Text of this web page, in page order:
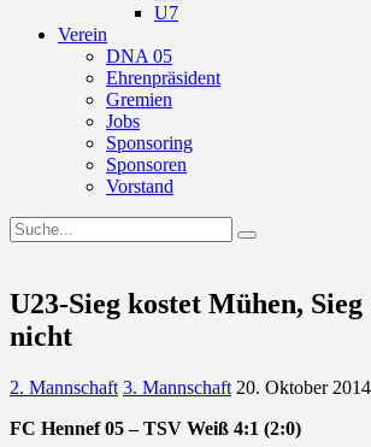
U7
Verein
DNA 05
Ehrenpräsident
Gremien
Jobs
Sponsoring
Sponsoren
Vorstand
U23-Sieg kostet Mühen,
nicht
2. Mannschaft 3. Mannschaft 20. Oktober 2014
FC Hennef 05 – TSV Weiß 4:1 (2:0)